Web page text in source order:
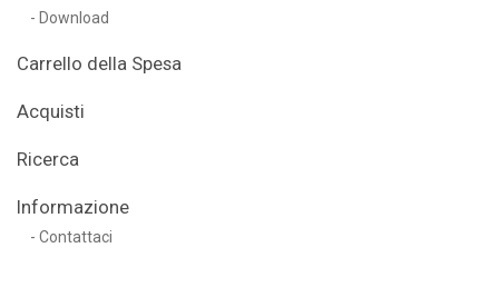
Download
Carrello della Spesa
Acquisti
Ricerca
Informazione
Contattaci